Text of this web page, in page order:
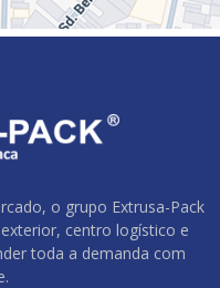
o grupo Extrusa-Pack
centro logístico e
toda a demanda com